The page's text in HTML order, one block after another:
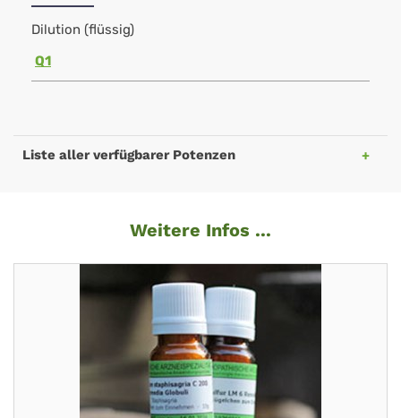
Dilution (flüssig)
Q1
Liste aller verfügbarer Potenzen
Weitere Infos ...